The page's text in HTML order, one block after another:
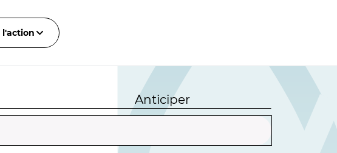
l'action
Anticiper